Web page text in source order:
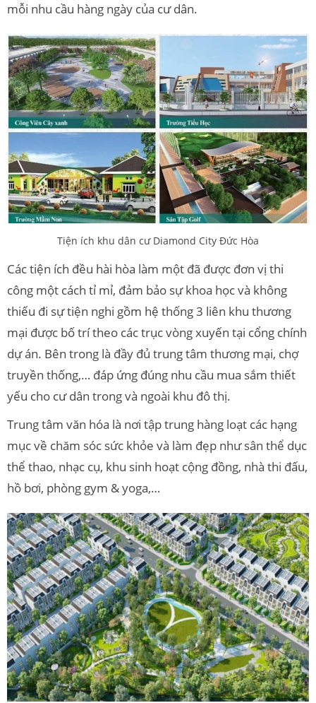
mỗi nhu cầu hàng ngày của cư dân.
Tiện ích khu dân cư Diamond City Đức Hòa
Các tiện ích đều hài hòa làm một đã được đơn vị thi
công một cách tỉ mỉ, đảm bảo sự khoa học và không
thiếu đi sự tiện nghi gồm hệ thống 3 liên khu thương
mại được bố trí theo các trục vòng xuyến tại cổng chính
dự án. Bên trong là đầy đủ trung tâm thương mại, chợ
truyền thống,… đáp ứng đúng nhu cầu mua sắm thiết
yếu cho cư dân trong và ngoài khu đô thị.
Trung tâm văn hóa là nơi tập trung hàng loạt các hạng
mục về chăm sóc sức khỏe và làm đẹp như sân thể dục
thể thao, nhạc cụ, khu sinh hoạt cộng đồng, nhà thi đấu,
hồ bơi, phòng gym & yoga,…